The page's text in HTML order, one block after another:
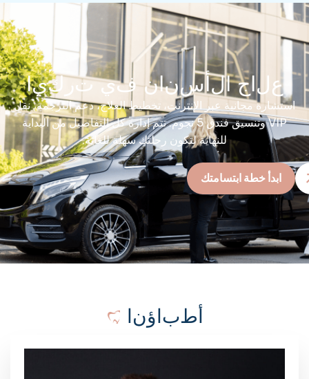
علاج الأسنان في تركيا
استشارة مجانية عبر الإنترنت، تخطيط العلاج، دعم الترجمة، نقل
VIP وتنسيق فندق 5 نجوم. تتم إدارة كل التفاصيل من البداية
للنهاية لتكون رحلتك سهلة للغاية.
ابدأ خطة ابتسامتك
أطباؤنا